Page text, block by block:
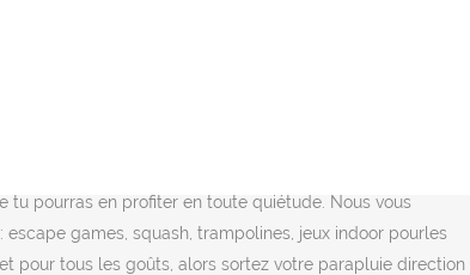
Vins. Au coeur des Aravis, vous n'allez pas vous
tu pourras en profiter en toute quiétude. Nous vous
games, squash, trampolines, jeux indoor pourles
pour tous les goûts, alors sortez votre parapluie direction